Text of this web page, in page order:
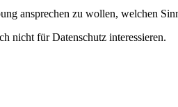
ansprechen zu wollen, welchen
nicht für Datenschutz interessieren.